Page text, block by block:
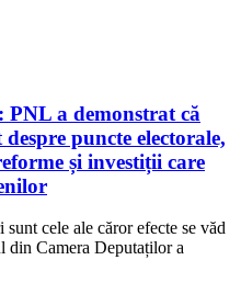
a demonstrat că
puncte electorale,
și investiții care
cele ale căror efecte se văd
din Camera Deputaților a